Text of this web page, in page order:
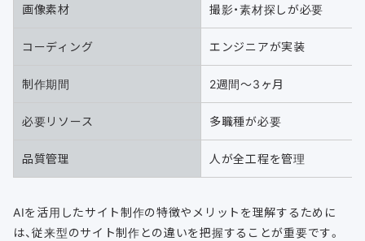
画像素材 撮影・素材探しが必要
コーディング エンジニアが実装
制作期間 2週間〜3ヶ月
必要リソース 多職種が必要
品質管理 人が全工程を管理
AIを活用したサイト制作の特徴やメリットを理解するために
は、従来型のサイト制作との違いを把握することが重要です。